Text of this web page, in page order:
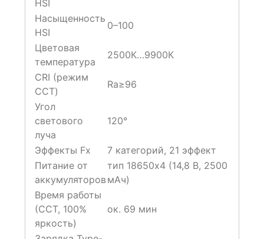
HSI
Насыщенность
HSI
0–100
Цветовая
температура
2500К…9900К
CRI (режим
ССТ)
Ra≥96
Угол
светового
луча
120°
Эффекты Fx
7 категорий, 21 эффект
Питание от
аккумуляторов
тип 18650х4 (14,8 В, 2500
мАч)
Время работы
(ССТ, 100%
яркость)
ок. 69 мин